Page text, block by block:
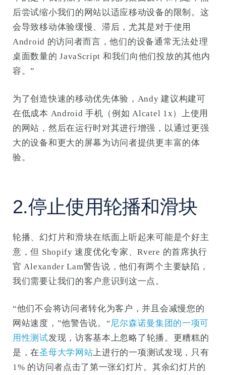
后尝试缩小我们的网站以适应移动设备的限制。这
会导致移动体验缓慢、滞后，尤其是对于使用
Android 的访问者而言，他们的设备通常无法处理
桌面数量的 JavaScript 和我们向他们投放的其他内
容。”
为了创造快速的移动优先体验，Andy 建议构建可
在低成本 Android 手机（例如 Alcatel 1x）上使用
的网站，然后在运行时对其进行增强，以通过更强
大的设备和更大的屏幕为访问者提供更丰富的体
验。
2.停止使用轮播和滑块
轮播、幻灯片和滑块在纸面上听起来可能是个好主
意，但 Shopify 速度优化专家、Rvere 的首席执行
官 Alexander Lam警告说，他们有两个主要缺陷，
我们需要让我们的客户意识到这一点。
“他们不会将访问者转化为客户，并且会减慢您的
网站速度，”他警告说。“尼尔森诺曼集团的一项可
用性测试发现，访客基本上忽略了轮播。更糟糕的
是，在圣母大学网站上进行的一项测试发现，只有
1% 的访问者点击了第一张幻灯片。其余幻灯片的